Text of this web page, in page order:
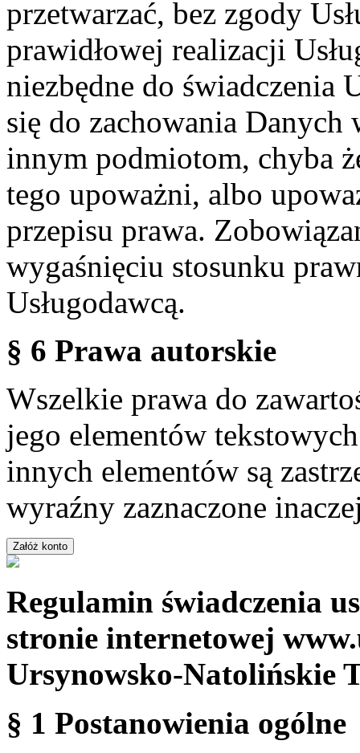
przetwarzać, bez zgody
prawidłowej realizacji
niezbędne do świadczenia
się do zachowania
innym podmiotom, chyba
tego upoważni, albo
przepisu prawa.
wygaśnięciu stosunku
Usługodawcą.
§ 6 Prawa autorskie
Wszelkie prawa do
jego elementów
innych elementów są
wyraźny zaznaczone
Regulamin świadczenia
stronie internetowej
Ursynowsko-Natolińskie
§ 1 Postanowienia ogólne